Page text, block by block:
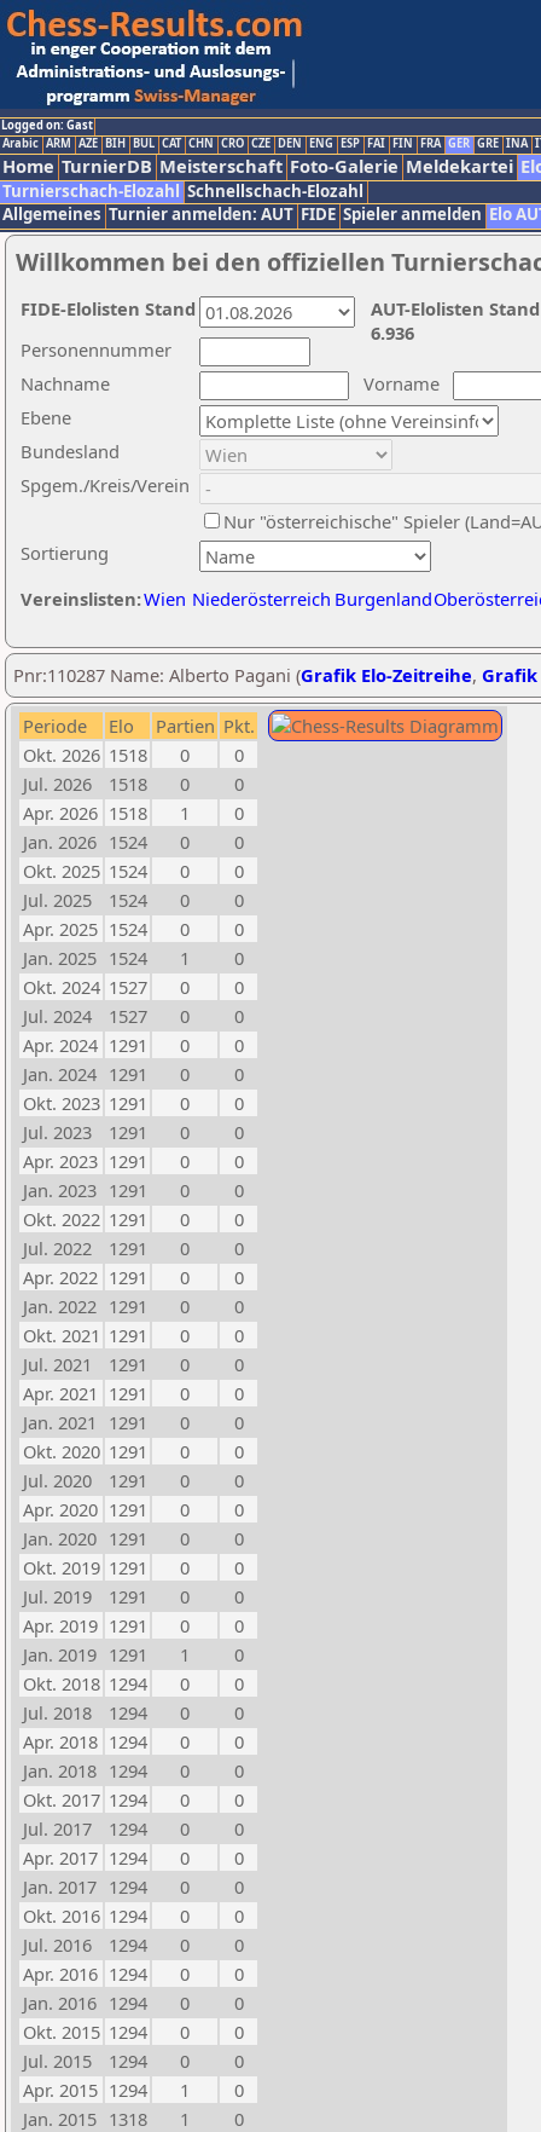
Logged on: Gast
Arabic ARM AZE BIH BUL CAT CHN CRO CZE DEN ENG ESP FAI FIN FRA GER GRE INA
Home TurnierDB Meisterschaft Foto-Galerie Meldekartei
Turnierschach-Elozahl Schnellschach-Elozahl
Allgemeines Turnier anmelden: AUT FIDE Spieler anmelden Elo
Willkommen bei den offiziellen
Nachname
Vorname
Ebene
Sortierung
Personennummer
Bundesland
Spgem./Kreis/Verein
Nur "österreichische" Spieler
Vereinslisten:Wien Niederösterreich Burgenland
AUT-Elolisten
6.936
FIDE-Elolisten Stand
Pnr:110287 Name: Alberto Pagani (Grafik Elo-Zeitreihe, Grafik
Periode Elo Partien Pkt.
Okt. 2026 1518 0
0
Jul. 2026
1518 0
0
Apr. 2026 1518 1
0
Jan. 2026 1524 0
0
Okt. 2025 1524 0
0
Jul. 2025
1524 0
0
Apr. 2025 1524 0
0
Jan. 2025 1524 1
0
Okt. 2024 1527 0
0
Jul. 2024
1527 0
0
Apr. 2024 1291 0
0
Jan. 2024 1291 0
0
Okt. 2023 1291 0
0
Jul. 2023
1291 0
0
Apr. 2023 1291 0
0
Jan. 2023 1291 0
0
Okt. 2022 1291 0
0
Jul. 2022
1291 0
0
Apr. 2022 1291 0
0
Jan. 2022 1291 0
0
Okt. 2021 1291 0
0
Jul. 2021
1291 0
0
Apr. 2021 1291 0
0
Jan. 2021
1291 0
0
Okt. 2020 1291 0
0
Jul. 2020
1291 0
0
Apr. 2020 1291 0
0
Jan. 2020 1291 0
0
Okt. 2019 1291 0
0
Jul. 2019
1291 0
0
Apr. 2019 1291 0
0
Jan. 2019 1291 1
0
Okt. 2018 1294 0
0
Jul. 2018
1294 0
0
Apr. 2018 1294 0
0
Jan. 2018 1294 0
0
Okt. 2017 1294 0
0
Jul. 2017
1294 0
0
Apr. 2017 1294 0
0
Jan. 2017 1294 0
0
Okt. 2016 1294 0
0
Jul. 2016
1294 0
0
Apr. 2016 1294 0
0
Jan. 2016 1294 0
0
Okt. 2015 1294 0
0
Jul. 2015
1294 0
0
Apr. 2015 1294 1
0
Jan. 2015 1318 1
0